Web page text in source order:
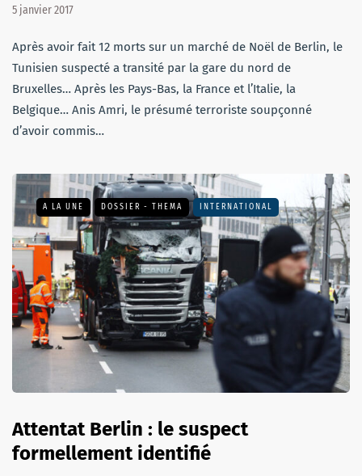
5 janvier 2017
Après avoir fait 12 morts sur un marché de Noël de Berlin, le
Tunisien suspecté a transité par la gare du nord de
Bruxelles… Après les Pays-Bas, la France et l’Italie, la
Belgique… Anis Amri, le présumé terroriste soupçonné
d’avoir commis…
A LA UNE DOSSIER - THEMA INTERNATIONAL
Attentat Berlin : le suspect
formellement identifié